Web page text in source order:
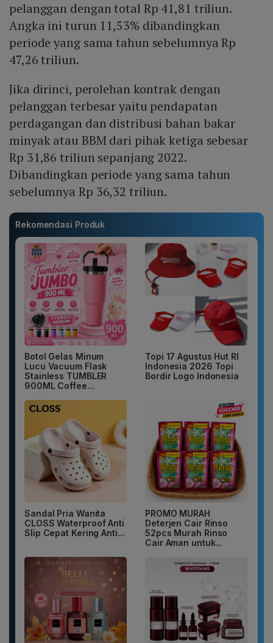
pelanggan dengan total Rp 41,81 triliun.
Angka ini turun 11,53% dibandingkan
periode yang sama tahun sebelumnya Rp
47,26 triliun.
Jika dirinci, perolehan kontrak dengan
pelanggan terbesar yaitu pendapatan
perdagangan dan distribusi bahan bakar
minyak atau BBM dari pihak ketiga sebesar
Rp 31,86 triliun sepanjang 2022.
Dibandingkan periode yang sama tahun
sebelumnya Rp 36,32 triliun.
Rekomendasi Produk
Botol Gelas Minum
Lucu Vacuum Flask
Stainless TUMBLER
900ML Coffee...
Topi 17 Agustus Hut RI
Indonesia 2026 Topi
Bordir Logo Indonesia
Sandal Pria Wanita
CLOSS Waterproof Anti
Slip Cepat Kering Anti...
PROMO MURAH
Deterjen Cair Rinso
52pcs Murah Rinso
Cair Aman untuk...